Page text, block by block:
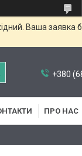
Ваша
+380
ПРО НАС